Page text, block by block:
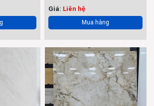
Giá: Liên hệ
Mua hàng